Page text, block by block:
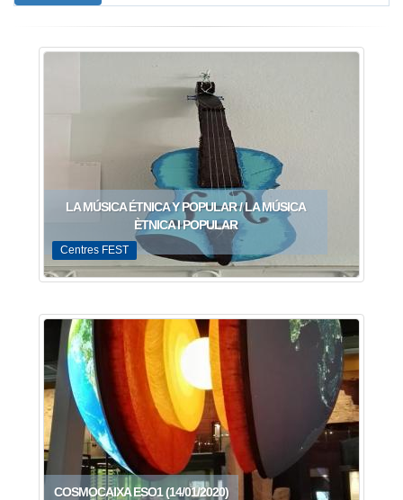
LA MÚSICA ÉTNICA Y POPULAR / LA MÚSICA
ÈTNICA I POPULAR
Centres FEST
COSMOCAIXA ESO1 (14/01/2020)